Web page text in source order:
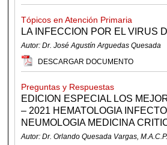
Tópicos en Atención Primaria
LA INFECCION POR EL VIRUS
Autor: Dr. José Agustín Arguedas Quesada
DESCARGAR DOCUMENTO
Preguntas y Respuestas
EDICION ESPECIAL LOS
– 2021 HEMATOLOGIA
NEUMOLOGIA MEDICINA
Autor: Dr. Orlando Quesada Vargas, M.A.C.P.